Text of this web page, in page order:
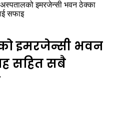
अस्पतालको इमरजेन्सी भवन ठेक्का
सफाइ
इमरजेन्सी भवन
सहित सबै